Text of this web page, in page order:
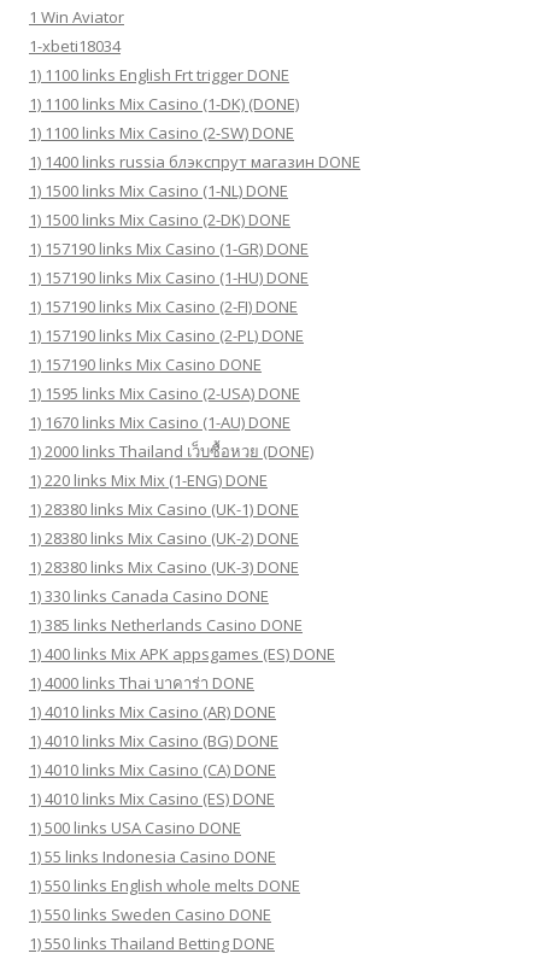
1 Win Aviator
1-xbeti18034
1) 1100 links English Frt trigger DONE
1) 1100 links Mix Casino (1-DK) (DONE)
1) 1100 links Mix Casino (2-SW) DONE
1) 1400 links russia блэкспрут магазин DONE
1) 1500 links Mix Casino (1-NL) DONE
1) 1500 links Mix Casino (2-DK) DONE
1) 157190 links Mix Casino (1-GR) DONE
1) 157190 links Mix Casino (1-HU) DONE
1) 157190 links Mix Casino (2-FI) DONE
1) 157190 links Mix Casino (2-PL) DONE
1) 157190 links Mix Casino DONE
1) 1595 links Mix Casino (2-USA) DONE
1) 1670 links Mix Casino (1-AU) DONE
1) 2000 links Thailand เว็บซื้อหวย (DONE)
1) 220 links Mix Mix (1-ENG) DONE
1) 28380 links Mix Casino (UK-1) DONE
1) 28380 links Mix Casino (UK-2) DONE
1) 28380 links Mix Casino (UK-3) DONE
1) 330 links Canada Casino DONE
1) 385 links Netherlands Casino DONE
1) 400 links Mix APK appsgames (ES) DONE
1) 4000 links Thai บาคาร่า DONE
1) 4010 links Mix Casino (AR) DONE
1) 4010 links Mix Casino (BG) DONE
1) 4010 links Mix Casino (CA) DONE
1) 4010 links Mix Casino (ES) DONE
1) 500 links USA Casino DONE
1) 55 links Indonesia Casino DONE
1) 550 links English whole melts DONE
1) 550 links Sweden Casino DONE
1) 550 links Thailand Betting DONE